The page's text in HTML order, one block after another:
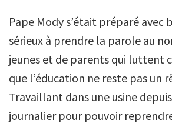
Pape Mody s’était préparé avec
sérieux à prendre la parole au
jeunes et de parents qui luttent
que l’éducation ne reste pas un
Travaillant dans une usine
journalier pour pouvoir